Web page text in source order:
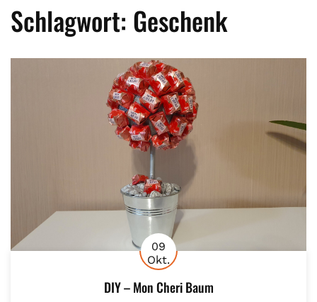
Schlagwort: Geschenk
09
Okt.
DIY – Mon Cheri Baum